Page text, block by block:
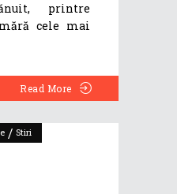
printre
cele mai
Read More
/ Stiri